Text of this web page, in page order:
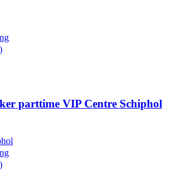
parttime VIP Centre Schiphol